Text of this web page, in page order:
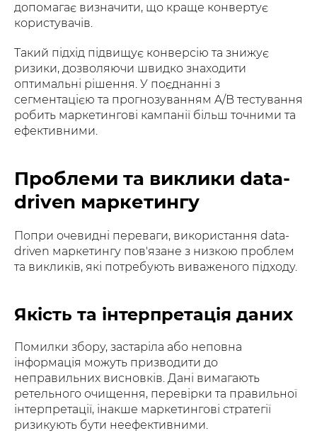
допомагає визначити, що краще конвертує
користувачів.
Такий підхід підвищує конверсію та знижує
ризики, дозволяючи швидко знаходити
оптимальні рішення. У поєднанні з
сегментацією та прогнозуванням A/B тестування
робить маркетингові кампанії більш точними та
ефективними.
Проблеми та виклики data-
driven маркетингу
Попри очевидні переваги, використання data-
driven маркетингу пов'язане з низкою проблем
та викликів, які потребують виваженого підходу.
Якість та інтерпретація даних
Помилки збору, застаріла або неповна
інформація можуть призводити до
неправильних висновків. Дані вимагають
ретельного очищення, перевірки та правильної
інтерпретації, інакше маркетингові стратегії
ризикують бути неефективними.